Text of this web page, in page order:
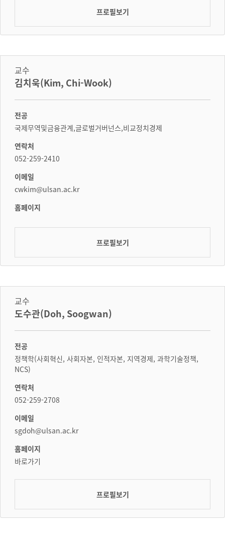
프로필보기
교수
김치욱(Kim, Chi-Wook)
전공
국제무역및금융관계,글로벌거버넌스,비교정치경제
연락처
052-259-2410
이메일
cwkim@ulsan.ac.kr
홈페이지
프로필보기
교수
도수관(Doh, Soogwan)
전공
정책학(사회혁신, 사회자본, 인적자본, 지역경제, 과학기술정책,
NCS)
연락처
052-259-2708
이메일
sgdoh@ulsan.ac.kr
홈페이지
바로가기
프로필보기